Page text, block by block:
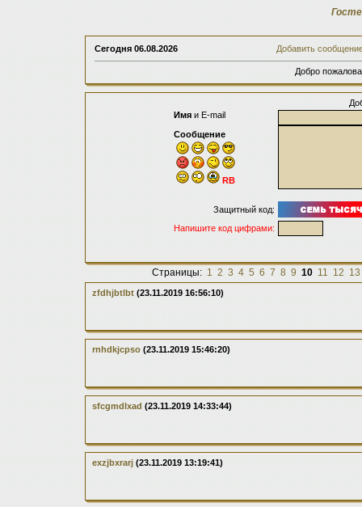
Сегодня 06.08.2026 Добавить
Добро
Имя и E-mail
Сообщение
RB
Защитный код:
Напишите код цифрами:
Страницы: 1 2 3 4 5 6 7 8 9 10 11 12 13
zfdhjbtlbt (23.11.2019 16:56:10)
rnhdkjcpso (23.11.2019 15:46:20)
sfcgmdlxad (23.11.2019 14:33:44)
exzjbxrarj (23.11.2019 13:19:41)